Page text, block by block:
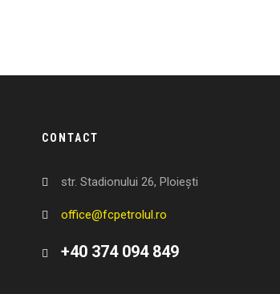
CONTACT
str. Stadionului 26, Ploiești
office@fcpetrolul.ro
+40 374 094 849